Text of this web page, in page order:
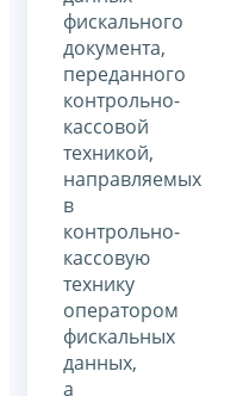
фискального
документа,
переданного
контрольно-
кассовой
техникой,
направляемых
в
контрольно-
кассовую
технику
оператором
фискальных
данных,
а